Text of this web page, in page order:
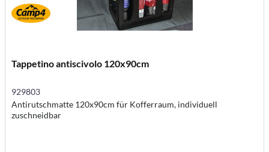
Tappetino antiscivolo 120x90cm
929803
Antirutschmatte 120x90cm für Kofferraum, individuell
zuschneidbar